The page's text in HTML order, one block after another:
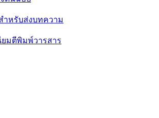
ำหรับส่งบทความ
ยมตีพิมพ์วารสาร